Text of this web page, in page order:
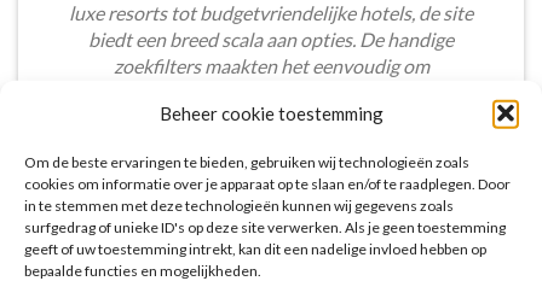
Beheer cookie toestemming
Om de beste ervaringen te bieden, gebruiken wij technologieën zoals
cookies om informatie over je apparaat op te slaan en/of te raadplegen. Door
in te stemmen met deze technologieën kunnen wij gegevens zoals
surfgedrag of unieke ID's op deze site verwerken. Als je geen toestemming
geeft of uw toestemming intrekt, kan dit een nadelige invloed hebben op
bepaalde functies en mogelijkheden.
luxe resorts tot budgetvriendelijke hotels, de site
biedt een breed scala aan opties. De handige
zoekfilters maakten het eenvoudig om
voorkeuren en budget.
Tim Beukers/Tilburg